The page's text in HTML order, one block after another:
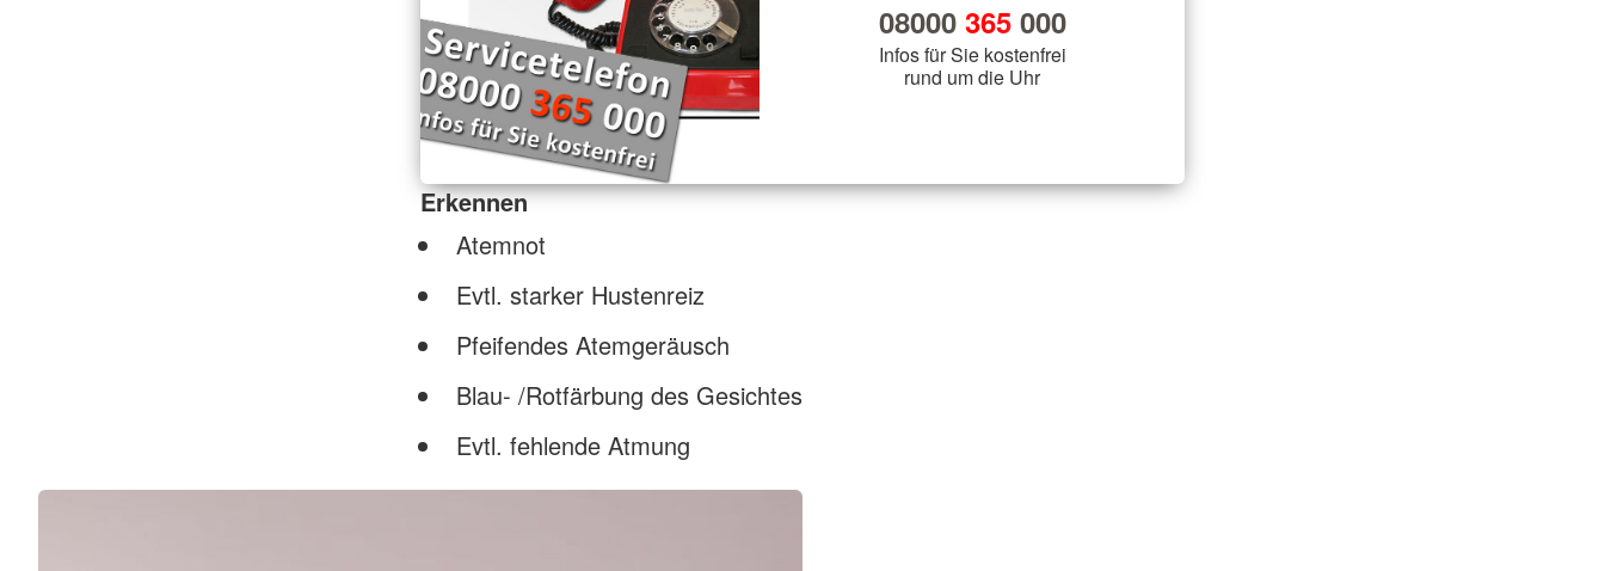
08000 365000
Infos für Sie kostenfrei
rund um die Uhr
Erkennen
Atemnot
Evtl. starker Hustenreiz
Pfeifendes Atemgeräusch
Blau- /Rotfärbung des Gesichtes
Evtl. fehlende Atmung